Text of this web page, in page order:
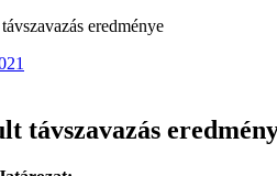
eredménye
távszavazás